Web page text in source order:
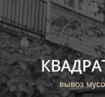
вывоз